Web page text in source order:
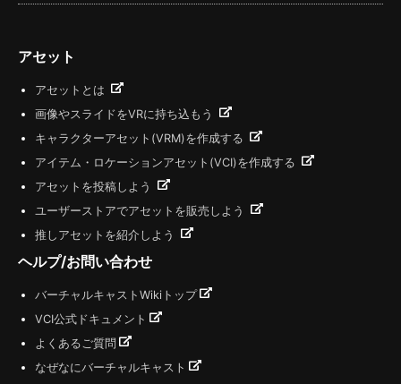
アセット
アセットとは
画像やスライドをVRに持ち込もう
キャラクターアセット(VRM)を作成する
アイテム・ロケーションアセット(VCI)を作成する
アセットを投稿しよう
ユーザーストアでアセットを販売しよう
推しアセットを紹介しよう
ヘルプ/お問い合わせ
バーチャルキャストWikiトップ
VCI公式ドキュメント
よくあるご質問
なぜなにバーチャルキャスト